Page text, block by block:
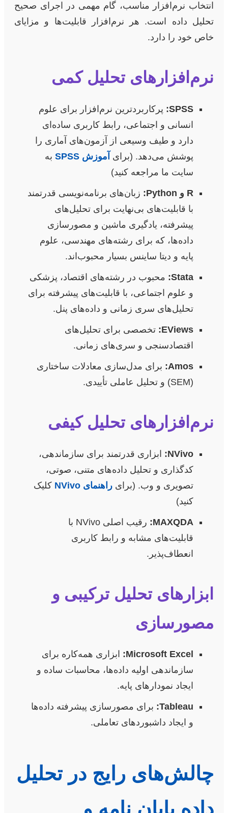
انتخاب نرم‌افزار مناسب، گام مهمی در اجرای صحیح
تحلیل داده است. هر نرم‌افزار قابلیت‌ها و مزایای
خاص خود را دارد.
نرم‌افزارهای تحلیل کمی
SPSS: پرکاربردترین نرم‌افزار برای علوم
انسانی و اجتماعی، رابط کاربری ساده‌ای
دارد و طیف وسیعی از آزمون‌های آماری را
پوشش می‌دهد. (برای آموزش SPSS
به
سایت ما مراجعه کنید)
R و Python:
زبان‌های برنامه‌نویسی قدرتمند
با قابلیت‌های بی‌نهایت برای تحلیل‌های
پیشرفته، یادگیری ماشین و مصورسازی
داده‌ها، که برای رشته‌های مهندسی، علوم
پایه و دیتا ساینس بسیار محبوب‌اند.
Stata: محبوب در رشته‌های اقتصاد، پزشکی
و علوم اجتماعی، با قابلیت‌های پیشرفته برای
تحلیل‌های سری زمانی و داده‌های پنل.
EViews: تخصصی برای تحلیل‌های
اقتصادسنجی و سری‌های زمانی.
Amos:
برای مدل‌سازی معادلات ساختاری
(SEM) و تحلیل عاملی تأییدی.
نرم‌افزارهای تحلیل کیفی
NVivo:
ابزاری قدرتمند برای سازماندهی،
کدگذاری و تحلیل داده‌های متنی، صوتی،
تصویری و وب. (برای راهنمای NVivo
کلیک
کنید)
MAXQDA:
رقیب اصلی NVivo با
قابلیت‌های مشابه و رابط کاربری
انعطاف‌پذیر.
ابزارهای تحلیل ترکیبی و
مصورسازی
Microsoft Excel:
ابزاری همه‌کاره برای
سازماندهی اولیه داده‌ها، محاسبات ساده و
ایجاد نمودارهای پایه.
Tableau: برای مصورسازی پیشرفته داده‌ها
و ایجاد داشبوردهای تعاملی.
چالش‌های رایج در تحلیل